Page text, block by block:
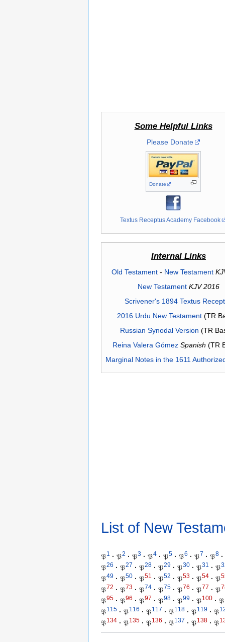
Some Helpful Links
Please Donate
Donate
Textus Receptus Academy Facebook
Internal Links
Old Testament- New Testament
New Testament KJV 2016
Scrivener's 1894 Textus
2016 Urdu New Testament(TR
Russian Synodal Version (TR
Reina Valera Gómez Spanish (TR
Marginal Notes in the 1611
List of New
𝔓1 · 𝔓2 · 𝔓3 · 𝔓4 · 𝔓5 · 𝔓6 · 𝔓7 · 𝔓8 ·
𝔓26 · 𝔓27 · 𝔓28 · 𝔓29 · 𝔓30 · 𝔓31 · 𝔓
𝔓49 · 𝔓50 · 𝔓51 · 𝔓52 · 𝔓53 · 𝔓54 · 𝔓
𝔓72 · 𝔓73 · 𝔓74 · 𝔓75 · 𝔓76 · 𝔓77 · 𝔓
𝔓95 · 𝔓96 · 𝔓97 · 𝔓98 · 𝔓99 · 𝔓100 · 𝔓
𝔓115 · 𝔓116 · 𝔓117 · 𝔓118 · 𝔓119 · 𝔓
𝔓134 · 𝔓135 · 𝔓136 · 𝔓137 · 𝔓138 · 𝔓